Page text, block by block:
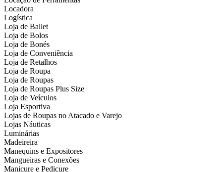
Locadora
Logística
Loja de Ballet
Loja de Bolos
Loja de Bonés
Loja de Conveniência
Loja de Retalhos
Loja de Roupa
Loja de Roupas
Loja de Roupas Plus Size
Loja de Veículos
Loja Esportiva
Lojas de Roupas no Atacado e Varejo
Lojas Náuticas
Luminárias
Madeireira
Manequins e Expositores
Mangueiras e Conexões
Manicure e Pedicure